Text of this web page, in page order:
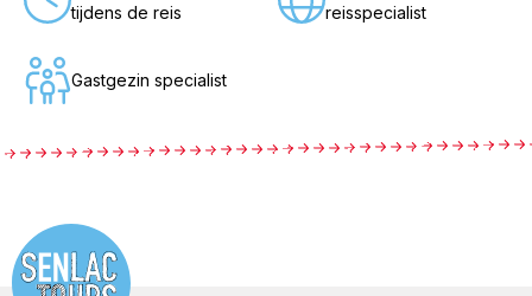
tijdens de reis
reisspecialist
Gastgezin specialist